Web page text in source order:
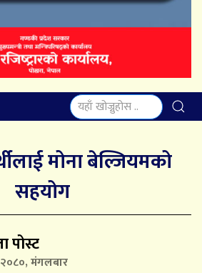
मोना बेल्जियमको
सहयोग
पोस्ट
मंगलबार